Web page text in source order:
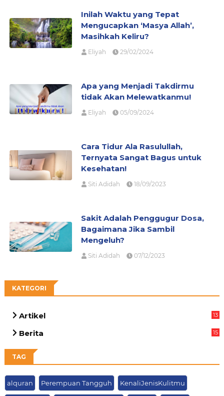
Inilah Waktu yang Tepat
Mengucapkan ‘Masya Allah’,
Masihkah Keliru?
Eliyah 29/02/2024
Apa yang Menjadi Takdirmu
tidak Akan Melewatkanmu!
Eliyah 05/09/2024
Cara Tidur Ala Rasulullah,
Ternyata Sangat Bagus untuk
Kesehatan!
Siti Adidah 18/09/2023
Sakit Adalah Penggugur Dosa,
Bagaimana Jika Sambil
Mengeluh?
Siti Adidah 07/12/2023
KATEGORI
Artikel
13
Berita
15
TAG
alquran Perempuan Tangguh KenaliJenisKulitmu